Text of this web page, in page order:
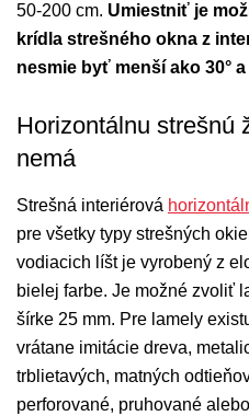
50-200 cm. Umiestniť je
krídla strešného okna z
nesmie byť menší ako 30° a
Horizontálnu strešnú
nemá
Strešná interiérová
pre všetky typy strešných
vodiacich líšt je vyrobený z
bielej farbe. Je možné zvoliť
šírke 25 mm. Pre lamely
vrátane imitácie dreva,
trblietavých, matných
perforované, pruhované